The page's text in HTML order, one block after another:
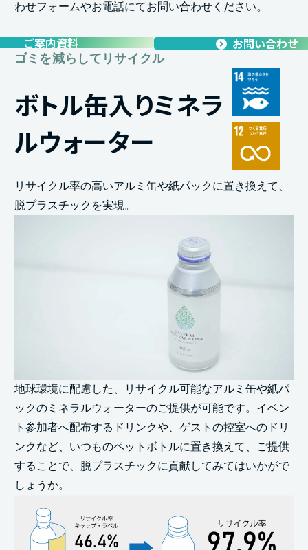
わせフォームやお電話にてお問い合わせください。
ご案内資料 お問い合わせ
ゴミを減らしてリサイクル
ボトル缶入りミネラ
ルウォーター
リサイクル率の高いアルミ缶や紙パックに置き換えて、
脱プラスチックを実現。
地球環境に配慮した、リサイクル可能なアルミ缶や紙パ
ックのミネラルウォーターのご提供が可能です。イベン
ト参加者へ配布するドリンクや、ゲストの控室へのドリ
ンクなど、いつものペットボトルに置き換えて、ご提供
することで、脱プラスチックに貢献してみてはいかがで
しょうか。